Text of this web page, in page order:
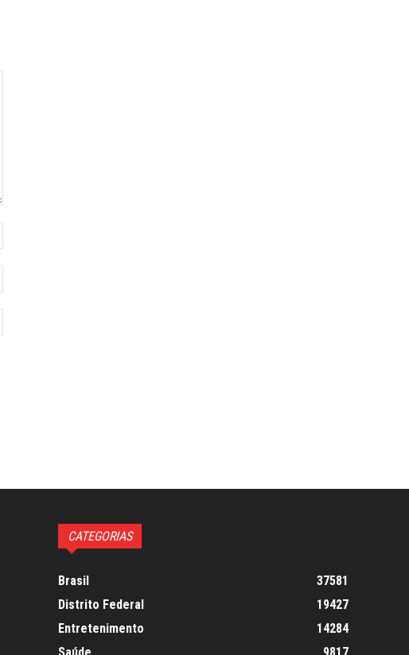
CATEGORIAS
Brasil
37581
Distrito Federal
19427
Entretenimento
14284